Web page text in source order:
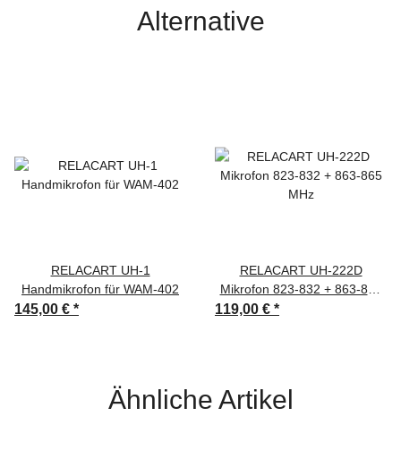
Alternative
RELACART UH-1
Handmikrofon für WAM-402
145,00 € *
RELACART UH-222D
Mikrofon 823-832 + 863-865
119,00 € *
Ähnliche Artikel